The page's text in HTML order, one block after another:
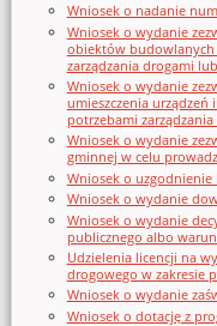
Wniosek o nadanie
Wniosek o wydanie
obiektów budowlanych
zarządzania drogami
Wniosek o wydanie
umieszczenia
potrzebami
Wniosek o wydanie
gminnej w celu
Wniosek o
Wniosek o wydanie
Wniosek o wydanie
publicznego albo
Udzielenia licencji na
drogowego w zakresie
Wniosek o wydanie
Wniosek o dotację z